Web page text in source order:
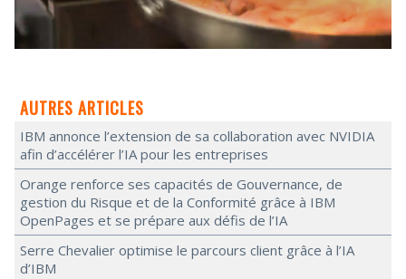
AUTRES ARTICLES
IBM annonce l’extension de sa collaboration avec NVIDIA
afin d’accélérer l’IA pour les entreprises
Orange renforce ses capacités de Gouvernance, de
gestion du Risque et de la Conformité grâce à IBM
OpenPages et se prépare aux défis de l’IA
Serre Chevalier optimise le parcours client grâce à l’IA
d’IBM